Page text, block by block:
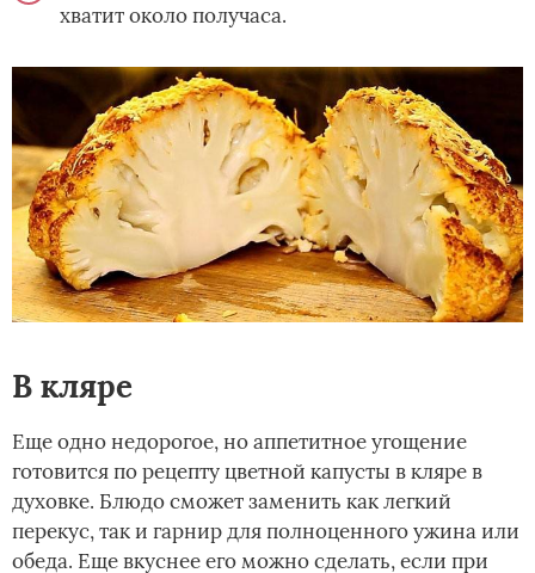
хватит около получаса.
В кляре
Еще одно недорогое, но аппетитное угощение
готовится по рецепту цветной капусты в кляре в
духовке. Блюдо сможет заменить как легкий
перекус, так и гарнир для полноценного ужина или
обеда. Еще вкуснее его можно сделать, если при